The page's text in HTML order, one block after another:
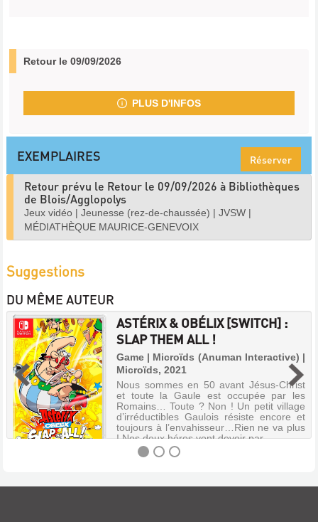
Retour le 09/09/2026
PLUS D'INFOS
EXEMPLAIRES Réserver
Retour prévu le Retour le 09/09/2026 à Bibliothèques
de Blois/Agglopolys
Jeux vidéo | Jeunesse (rez-de-chaussée) | JVSW |
MÉDIATHÈQUE MAURICE-GENEVOIX
Suggestions
DU MÊME AUTEUR
ASTÉRIX & OBÉLIX [SWITCH] :
SLAP THEM ALL !
Game | Microïds (Anuman Interactive) |
Microïds, 2021
Nous sommes en 50 avant Jésus-Christ
et toute la Gaule est occupée par les
Romains… Toute ? Non ! Un petit village
d’irréductibles Gaulois résiste encore et
toujours à l’envahisseur…Rien ne va plus
! Nos deux héros vont devoir par...